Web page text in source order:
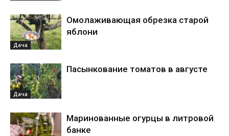
Дача
Омолаживающая обрезка старой
яблони
Дача
Пасынкование томатов в августе
Маринованные огурцы в литровой
банке